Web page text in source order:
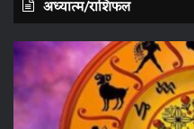
अध्यात्म/राशिफल